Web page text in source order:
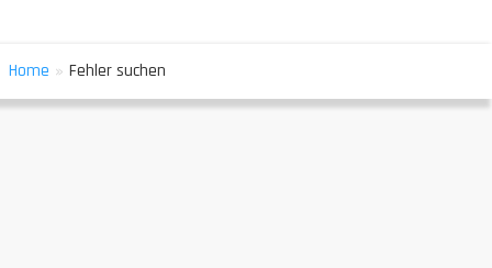
Home » Fehler suchen